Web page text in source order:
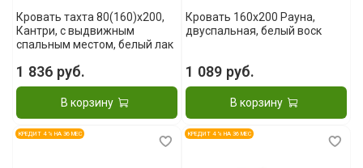
Кровать тахта 80(160)x200,
Кантри, с выдвижным
спальным местом, белый лак
1 836 руб.
В корзину
Кровать 160x200 Рауна,
двуспальная, белый воск
1 089 руб.
В корзину
КРЕДИТ 4 % НА 36 МЕС КРЕДИТ 4 % НА 36 МЕС